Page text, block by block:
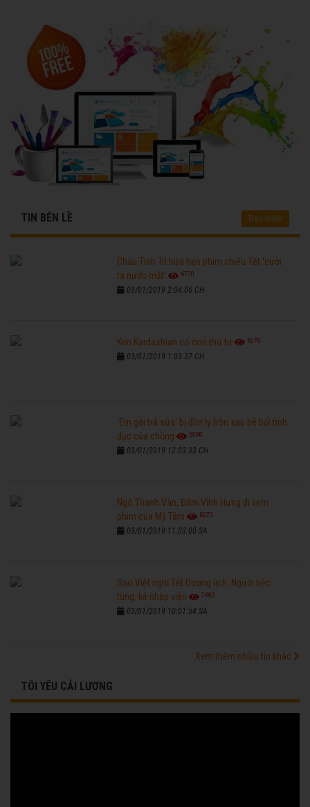
TIN BÊN LỀ Đọc thêm
Châu Tinh Trì hứa hẹn phim chiếu Tết 'cười
ra nước mắt'
6770
03/01/2019 2:04:06 CH
Kim Kardashian có con thứ tư 6270
03/01/2019 1:03:37 CH
'Em gái trà sữa' bị đồn ly hôn sau bê bối tình
dục của chồng
6590
03/01/2019 12:03:33 CH
Ngô Thanh Vân, Đàm Vĩnh Hưng đi xem
phim của Mỹ Tâm
6270
03/01/2019 11:03:00 SA
Sao Việt nghỉ Tết Dương lịch: Người tiệc
tùng, kẻ nhập viện
7682
03/01/2019 10:01:54 SA
Xem thêm nhiều tin khác
TÔI YÊU CẢI LƯƠNG